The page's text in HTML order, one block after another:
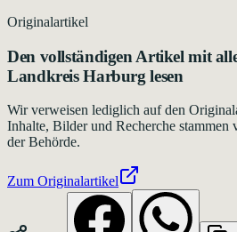
Originalartikel
Den vollständigen Artikel mit
Landkreis Harburg lesen
Wir verweisen lediglich auf den
Inhalte, Bilder und Recherche
der Behörde.
Zum Originalartikel